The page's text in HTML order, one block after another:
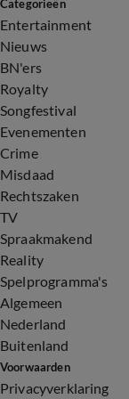
Categorieën
Entertainment
Nieuws
BN'ers
Royalty
Songfestival
Evenementen
Crime
Misdaad
Rechtszaken
TV
Spraakmakend
Reality
Spelprogramma's
Algemeen
Nederland
Buitenland
Voorwaarden
Privacyverklaring